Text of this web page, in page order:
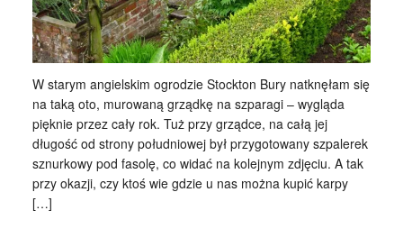
W starym angielskim ogrodzie Stockton Bury natknęłam się
na taką oto, murowaną grządkę na szparagi – wygląda
pięknie przez cały rok. Tuż przy grządce, na całą jej
długość od strony południowej był przygotowany szpalerek
sznurkowy pod fasolę, co widać na kolejnym zdjęciu. A tak
przy okazji, czy ktoś wie gdzie u nas można kupić karpy
[…]